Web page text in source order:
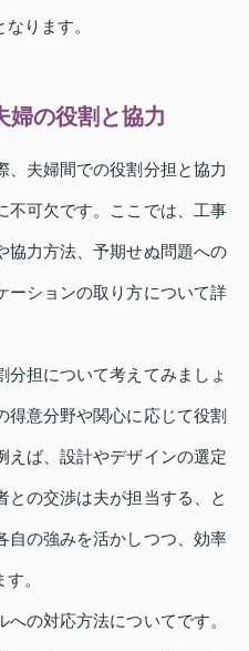
ります。
婦の役割と協力
、夫婦間での役割分担と協力
不可欠です。ここでは、工事
協力方法、予期せぬ問題への
ーションの取り方について詳
分担について考えてみましょ
得意分野や関心に応じて役割
えば、設計やデザインの選定
との交渉は夫が担当する、と
自の強みを活かしつつ、効率
。
の対応方法についてです。